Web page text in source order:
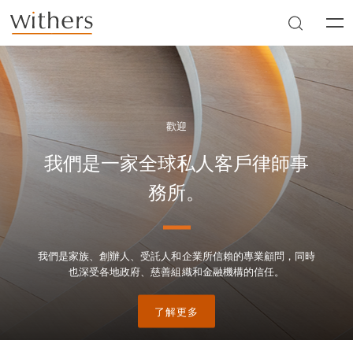
Skip to main content
歡迎
我們是一家全球私人客戶律師事
務所。
我們是家族、創辦人、受託人和企業所信賴的專業顧問，同時
也深受各地政府、慈善組織和金融機構的信任。
了解更多